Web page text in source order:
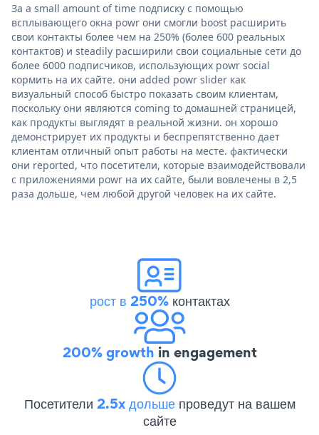
За a small amount of time подписку с помощью
всплывающего окна powr они смогли boost расширить
свои контакты более чем на 250% (более 600 реальных
контактов) и steadily расширили свои социальные сети до
более 6000 подписчиков, использующих powr social
кормить на их сайте. они added powr slider как
визуальный способ быстро показать своим клиентам,
поскольку они являются coming to домашней страницей,
как продукты выглядят в реальной жизни. он хорошо
демонстрирует их продукты и беспрепятственно дает
клиентам отличный опыт работы на месте. фактически
они reported, что посетители, которые взаимодействовали
с приложениями powr на их сайте, были вовлечены в 2,5
раза дольше, чем любой другой человек на их сайте.
рост в 250%контактах
200% growth in engagement
Посетители 2.5x дольше проведут на вашем
сайте